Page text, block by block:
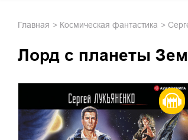
Главная космическая фантастика
Лорд с планеты